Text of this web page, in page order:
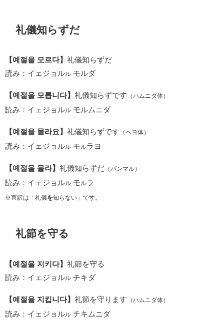
礼儀知らずだ
【예절을 모르다】 礼儀知らずだ
読み：イェジョルル モルダ
【예절을 모릅니다】 礼儀知らずです （ハムニダ体）
読み：イェジョルル モルムニダ
【예절을 몰라요】 礼儀知らずです （ヘヨ体）
読み：イェジョルル モ ルラヨ
【예절을 몰라】 礼儀知らずだ （パンマル）
読み：イェジョルル モ ルラ
※直訳は「礼儀を知らない」です。
礼節を守る
【예절을 지키다】 礼節を守る
読み：イェジョルル チキダ
【예절을 지킵니다】 礼節を守ります （ハムニダ体）
読み：イェジョルル チキムニダ